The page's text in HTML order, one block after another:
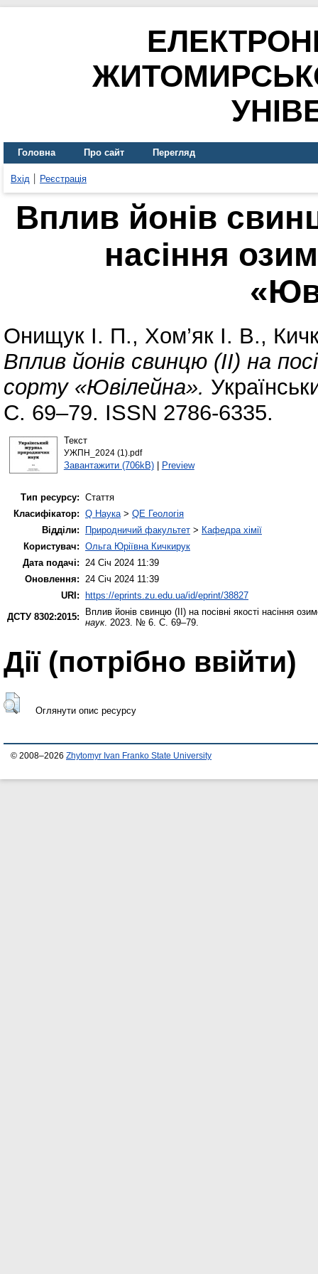
Головна Про сайт Перегляд
Вхід Реєстрація
Вплив йонів
насіння
Онищук І. П., Хом’як І. В.,
Вплив йонів свинцю (ІІ) на
сорту «Ювілейна».
С. 69–79. ISSN 2786-6335.
Текст
УЖПН_2024 (1).pdf
Завантажити (706kB)| Preview
Тип ресурсу: Стаття
Класифікатор: Q Наука> QE Геологія
Відділи:
Природничий факультет > Кафедра хімії
Користувач: Ольга Юріївна Кичкирук
Дата подачі: 24 Січ 2024 11:39
Оновлення: 24 Січ 2024 11:39
URI:
https://eprints.zu.edu.ua/id/eprint/38827
ДСТУ 8302:2015:
Вплив йонів свинцю (ІІ) на посівні якості насіння
наук. 2023. № 6. С. 69–79.
Дії ​​(потрібно ввійти)
Оглянути опис ресурсу
© 2008–2026 Zhytomyr Ivan Franko State University